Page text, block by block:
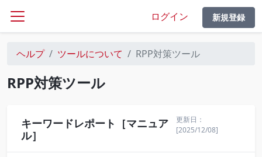
ログイン 新規登録
ヘルプ ツールについて RPP対策ツール
RPP対策ツール
キーワードレポート［マニュア
ル］
更新日：
[2025/12/08]